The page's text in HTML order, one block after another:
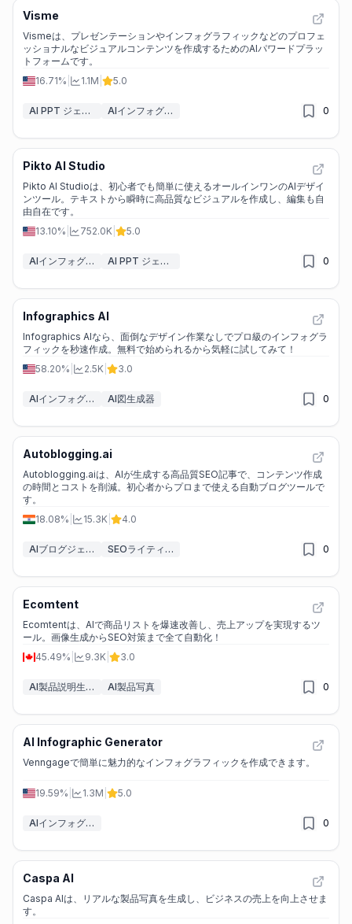
Visme
Vismeは、プレゼンテーションやインフォグラフィックなどのプロフェ
ッショナルなビジュアルコンテンツを作成するためのAIパワードプラッ
トフォームです。
16.71%
1.1M 5.0
AI PPT ジェネレーター AIインフォグラフィックジェネレーター 0
Pikto AI Studio
Pikto AI Studioは、初心者でも簡単に使えるオールインワンのAIデザイ
ンツール。テキストから瞬時に高品質なビジュアルを作成し、編集も自
由自在です。
13.10%
752.0K 5.0
AIインフォグラフィックジェネレーター AI PPT ジェネレーター 0
Infographics AI
Infographics AIなら、面倒なデザイン作業なしでプロ級のインフォグラ
フィックを秒速作成。無料で始められるから気軽に試してみて！
58.20%
2.5K 3.0
AIインフォグラフィックジェネレーター AI図生成器 0
Autoblogging.ai
Autoblogging.aiは、AIが生成する高品質SEO記事で、コンテンツ作成
の時間とコストを削減。初心者からプロまで使える自動ブログツールで
す。
18.08%
15.3K 4.0
AIブログジェネレーター SEOライティング AI 0
Ecomtent
Ecomtentは、AIで商品リストを爆速改善し、売上アップを実現するツ
ール。画像生成からSEO対策まで全て自動化！
45.49%
9.3K 3.0
AI製品説明生成器 AI製品写真 0
AI Infographic Generator
Venngageで簡単に魅力的なインフォグラフィックを作成できます。
19.59% 1.3M 5.0
AIインフォグラフィックジェネレーター 0
Caspa AI
Caspa AIは、リアルな製品写真を生成し、ビジネスの売上を向上させま
す。